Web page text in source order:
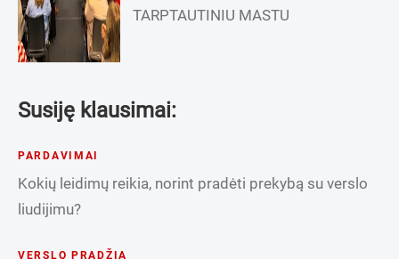
TARPTAUTINIU MASTU
Susiję klausimai:
PARDAVIMAI
Kokių leidimų reikia, norint pradėti prekybą su verslo
liudijimu?
VERSLO PRADŽIA